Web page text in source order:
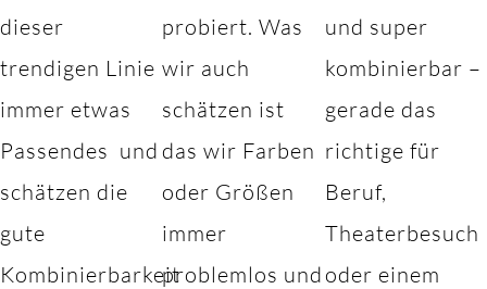
dieser
trendigen Linie
immer etwas
Passendes und
schätzen die
gute
Kombinierbarkeit
probiert. Was
wir auch
schätzen ist
das wir Farben
oder Größen
immer
problemlos und
und super
kombinierbar –
gerade das
richtige für
Beruf,
Theaterbesuch
oder einem